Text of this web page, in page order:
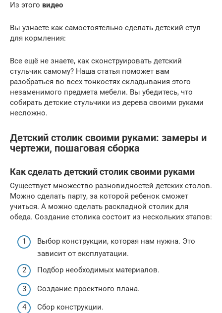
Из этого видео
Вы узнаете как самостоятельно сделать детский стул
для кормления:
Все ещё не знаете, как сконструировать детский
стульчик самому? Наша статья поможет вам
разобраться во всех тонкостях складывания этого
незаменимого предмета мебели. Вы убедитесь, что
собирать детские стульчики из дерева своими руками
несложно.
Детский столик своими руками: замеры и
чертежи, пошаговая сборка
Как сделать детский столик своими руками
Существует множество разновидностей детских столов.
Можно сделать парту, за которой ребенок сможет
учиться. А можно сделать раскладной столик для
обеда. Создание столика состоит из нескольких этапов:
Выбор конструкции, которая нам нужна. Это
зависит от эксплуатации.
Подбор необходимых материалов.
Создание проектного плана.
Сбор конструкции.